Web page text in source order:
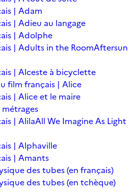
| Adam
| Adieu au langage
| Adolphe
| Adults in the RoomAftersun
| Alceste à bicyclette
film français | Alice
| Alice et le maire
| AlilaAll We Imagine As Light
| Alphaville
| Amants
des tubes (en français)
des tubes (en tchèque)